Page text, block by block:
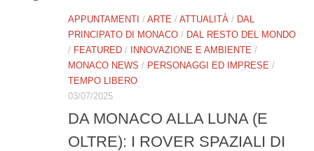
APPUNTAMENTI / ARTE / ATTUALITÀ / DAL
PRINCIPATO DI MONACO / DAL RESTO DEL MONDO
/ FEATURED / INNOVAZIONE E AMBIENTE /
MONACO NEWS / PERSONAGGI ED IMPRESE /
TEMPO LIBERO
03/07/2025
DA MONACO ALLA LUNA (E
OLTRE): I ROVER SPAZIALI DI